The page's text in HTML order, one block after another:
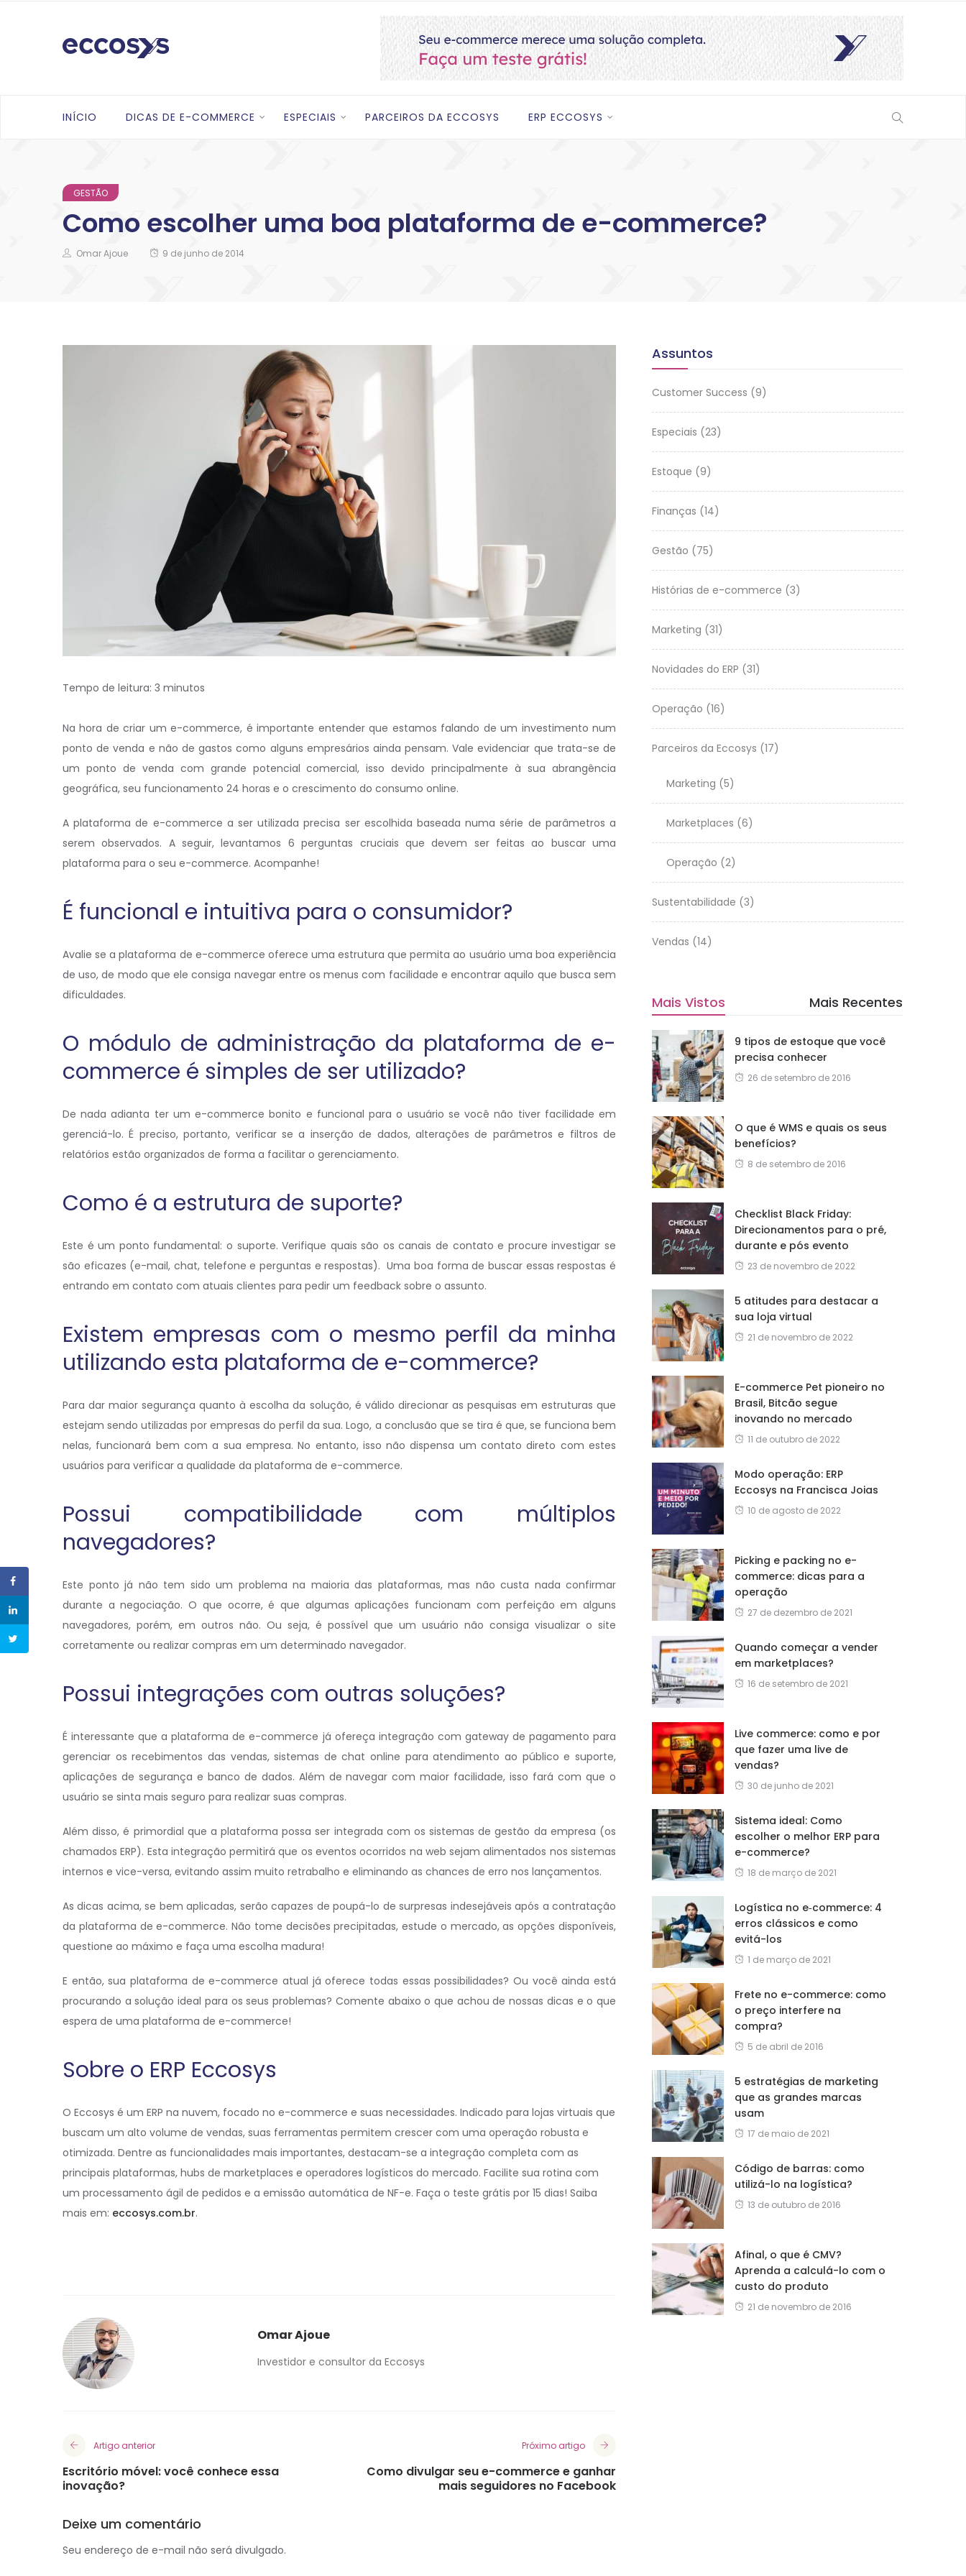
INÍCIO DICAS DE E-COMMERCE ESPECIAIS PARCEIROS DA ECCOSYS ERP ECCOSYS
GESTÃO
Como escolher uma boa plataforma de e-commerce?
Omar Ajoue 9 de junho de 2014
Tempo de leitura: 3 minutos
Na hora de criar um e-commerce, é importante entender que estamos falando de um investimento num
ponto de venda e não de gastos como alguns empresários ainda pensam. Vale evidenciar que trata-se de
um ponto de venda com grande potencial comercial, isso devido principalmente à sua abrangência
geográfica, seu funcionamento 24 horas e o crescimento do consumo online.
A plataforma de e-commerce a ser utilizada precisa ser escolhida baseada numa série de parâmetros a
serem observados. A seguir, levantamos 6 perguntas cruciais que devem ser feitas ao buscar uma
plataforma para o seu e-commerce. Acompanhe!
É funcional e intuitiva para o consumidor?
Avalie se a plataforma de e-commerce oferece uma estrutura que permita ao usuário uma boa experiência
de uso, de modo que ele consiga navegar entre os menus com facilidade e encontrar aquilo que busca sem
dificuldades.
O módulo de administração da plataforma de e-
commerce é simples de ser utilizado?
De nada adianta ter um e-commerce bonito e funcional para o usuário se você não tiver facilidade em
gerenciá-lo. É preciso, portanto, verificar se a inserção de dados, alterações de parâmetros e filtros de
relatórios estão organizados de forma a facilitar o gerenciamento.
Como é a estrutura de suporte?
Este é um ponto fundamental: o suporte. Verifique quais são os canais de contato e procure investigar se
são eficazes (e-mail, chat, telefone e perguntas e respostas). Uma boa forma de buscar essas respostas é
entrando em contato com atuais clientes para pedir um feedback sobre o assunto.
Existem empresas com o mesmo perfil da minha
utilizando esta plataforma de e-commerce?
Para dar maior segurança quanto à escolha da solução, é válido direcionar as pesquisas em estruturas que
estejam sendo utilizadas por empresas do perfil da sua. Logo, a conclusão que se tira é que, se funciona bem
nelas, funcionará bem com a sua empresa. No entanto, isso não dispensa um contato direto com estes
usuários para verificar a qualidade da plataforma de e-commerce.
Possui compatibilidade com múltiplos
navegadores?
Este ponto já não tem sido um problema na maioria das plataformas, mas não custa nada confirmar
durante a negociação. O que ocorre, é que algumas aplicações funcionam com perfeição em alguns
navegadores, porém, em outros não. Ou seja, é possível que um usuário não consiga visualizar o site
corretamente ou realizar compras em um determinado navegador.
Possui integrações com outras soluções?
É interessante que a plataforma de e-commerce já ofereça integração com gateway de pagamento para
gerenciar os recebimentos das vendas, sistemas de chat online para atendimento ao público e suporte,
aplicações de segurança e banco de dados. Além de navegar com maior facilidade, isso fará com que o
usuário se sinta mais seguro para realizar suas compras.
Além disso, é primordial que a plataforma possa ser integrada com os sistemas de gestão da empresa (os
chamados ERP). Esta integração permitirá que os eventos ocorridos na web sejam alimentados nos sistemas
internos e vice-versa, evitando assim muito retrabalho e eliminando as chances de erro nos lançamentos.
As dicas acima, se bem aplicadas, serão capazes de poupá-lo de surpresas indesejáveis após a contratação
da plataforma de e-commerce. Não tome decisões precipitadas, estude o mercado, as opções disponíveis,
questione ao máximo e faça uma escolha madura!
E então, sua plataforma de e-commerce atual já oferece todas essas possibilidades? Ou você ainda está
procurando a solução ideal para os seus problemas? Comente abaixo o que achou de nossas dicas e o que
espera de uma plataforma de e-commerce!
Sobre o ERP Eccosys
O Eccosys é um ERP na nuvem, focado no e-commerce e suas necessidades. Indicado para lojas virtuais que
buscam um alto volume de vendas, suas ferramentas permitem crescer com uma operação robusta e
otimizada. Dentre as funcionalidades mais importantes, destacam-se a integração completa com as
principais plataformas, hubs de marketplaces e operadores logísticos do mercado. Facilite sua rotina com
um processamento ágil de pedidos e a emissão automática de NF-e. Faça o teste grátis por 15 dias! Saiba
mais em: eccosys.com.br.
Omar Ajoue
Investidor e consultor da Eccosys
Artigo anterior
Escritório móvel: você conhece essa
inovação?
Próximo artigo
Como divulgar seu e-commerce e ganhar
mais seguidores no Facebook
Deixe um comentário
Seu endereço de e-mail não será divulgado.
Assuntos
Customer Success (9)
Especiais (23)
Estoque (9)
Finanças (14)
Gestão (75)
Histórias de e-commerce (3)
Marketing (31)
Novidades do ERP (31)
Operação (16)
Parceiros da Eccosys (17)
Marketing (5)
Marketplaces (6)
Operação (2)
Sustentabilidade (3)
Vendas (14)
Mais Vistos Mais Recentes
9 tipos de estoque que você
precisa conhecer
26 de setembro de 2016
O que é WMS e quais os seus
benefícios?
8 de setembro de 2016
Checklist Black Friday:
Direcionamentos para o pré,
durante e pós evento
23 de novembro de 2022
5 atitudes para destacar a
sua loja virtual
21 de novembro de 2022
E-commerce Pet pioneiro no
Brasil, Bitcão segue
inovando no mercado
11 de outubro de 2022
Modo operação: ERP
Eccosys na Francisca Joias
10 de agosto de 2022
Picking e packing no e-
commerce: dicas para a
operação
27 de dezembro de 2021
Quando começar a vender
em marketplaces?
16 de setembro de 2021
Live commerce: como e por
que fazer uma live de
vendas?
30 de junho de 2021
Sistema ideal: Como
escolher o melhor ERP para
e-commerce?
18 de março de 2021
Logística no e‑commerce: 4
erros clássicos e como
evitá-los
1 de março de 2021
Frete no e-commerce: como
o preço interfere na
compra?
5 de abril de 2016
5 estratégias de marketing
que as grandes marcas
usam
17 de maio de 2021
Código de barras: como
utilizá-lo na logística?
13 de outubro de 2016
Afinal, o que é CMV?
Aprenda a calculá-lo com o
custo do produto
21 de novembro de 2016